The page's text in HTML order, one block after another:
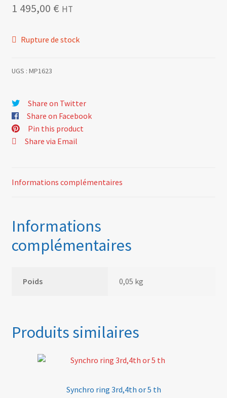
1 495,00 € HT
Rupture de stock
UGS : MP1623
Share on Twitter
Share on Facebook
Pin this product
Share via Email
Informations complémentaires
Informations
complémentaires
Poids 0,05 kg
Produits similaires
Synchro ring 3rd,4th or 5 th